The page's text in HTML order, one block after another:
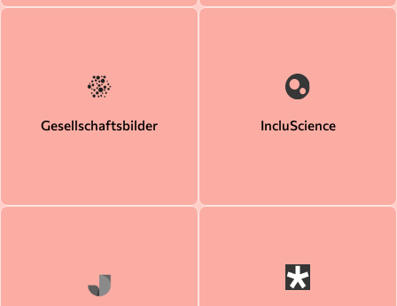
Gesellschaftsbilder IncluScience